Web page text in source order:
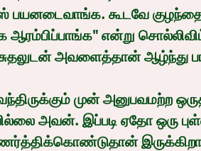
பயனடைவாங்க. கூடவே
ஆரம்பிப்பாங்க" என்று
அவளைத்தான் ஆழ்ந்து
அவன். இப்படி ஏதோ ஒரு